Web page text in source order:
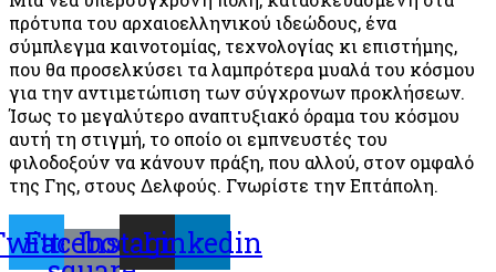
πρότυπα του αρχαιοελληνικού ιδεώδους, ένα
σύμπλεγμα καινοτομίας, τεχνολογίας κι επιστήμης,
που θα προσελκύσει τα λαμπρότερα μυαλά του κόσμου
για την αντιμετώπιση των σύγχρονων προκλήσεων.
Ίσως το μεγαλύτερο αναπτυξιακό όραμα του κόσμου
αυτή τη στιγμή, το οποίο οι εμπνευστές του
φιλοδοξούν να κάνουν πράξη, που αλλού, στον ομφαλό
της Γης, στους Δελφούς. Γνωρίστε την Επτάπολη.
Facebook-
Instagram
Linkedin